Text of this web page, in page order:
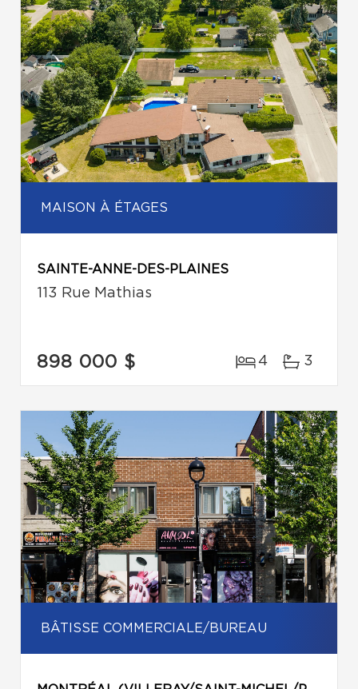
MAISON À ÉTAGES
SAINTE-ANNE-DES-PLAINES
113 Rue Mathias
898 000 $ 4 3
BÂTISSE COMMERCIALE/BUREAU